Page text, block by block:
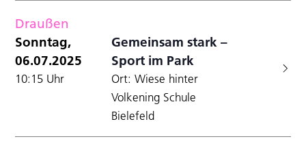
Draußen
Sonntag,
06.07.2025
Gemeinsam stark –
Sport im Park
10:15 Uhr
Ort: Wiese hinter
Volkening Schule
Bielefeld